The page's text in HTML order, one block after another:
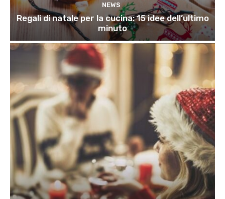
NEWS
Regali di natale per la cucina: 15 idee dell’ultimo
minuto